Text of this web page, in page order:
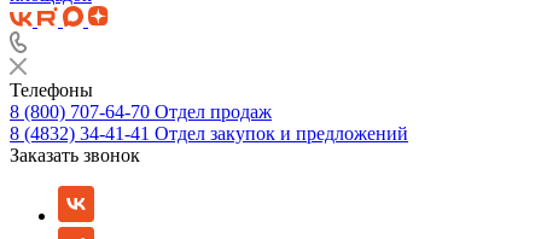
Телефоны
8 (800) 707-64-70 Отдел продаж
8 (4832) 34-41-41 Отдел закупок и предложений
Заказать звонок